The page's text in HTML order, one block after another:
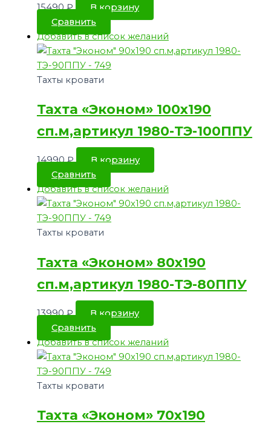
15490₽
В корзину
Сравнить
Добавить в список желаний
Тахты кровати
Тахта «Эконом» 100х190
сп.м,артикул 1980-ТЭ-100ППУ
14990₽
В корзину
Сравнить
Добавить в список желаний
Тахты кровати
Тахта «Эконом» 80х190
сп.м,артикул 1980-ТЭ-80ППУ
13990₽
В корзину
Сравнить
Добавить в список желаний
Тахты кровати
Тахта «Эконом» 70х190